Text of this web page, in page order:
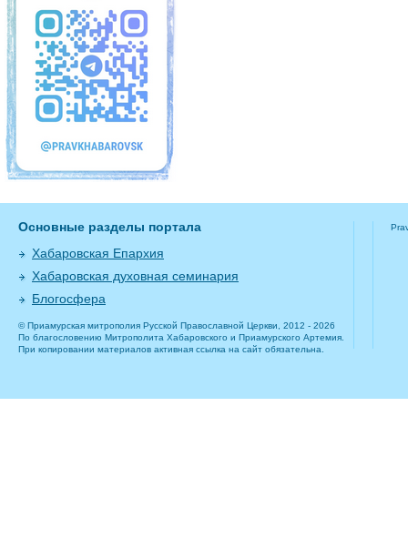
Основные разделы портала
Хабаровская Епархия
Хабаровская духовная семинария
Блогосфера
© Приамурская митрополия Русской Православной Церкви, 2012 - 2026
По благословению Митрополита Хабаровского и Приамурского Артемия.
При копировании материалов активная ссылка на сайт обязательна.